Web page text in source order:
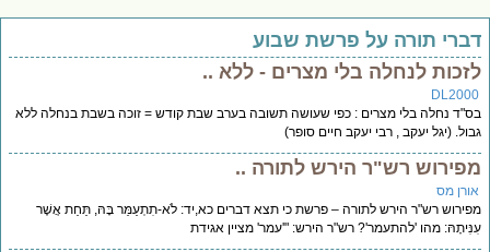
תורה על פרשת שבוע
לנחלה בלי מצרים - ללא ..
נחלה בלי מצרים : כפי שעושה תשובה בערב שבת קודש = זוכה בשבת בנחלה ללא
(יגל יעקב , רבי יעקב חיים סופר)
רש"ר הירש לתורה ..
מס
רש"ר הירש לתורה – פרשת כי תצא דברים כא,יד: לֹא-תִתְעַמֵּר בָּהּ, תַּחַת אֲשֶׁר
מהו 'להתעמר'? רש"ר הירש: "'עמר' מציין אגידת